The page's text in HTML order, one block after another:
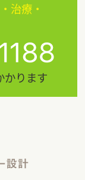
治療・
かります